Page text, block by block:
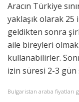
Aracın Türkiye
yaklaşık olarak 25
geldikten sonra
aile bireyleri olmak
kullanabilirler.
izin süresi 2-3
Bulgaristan araba fiyatları